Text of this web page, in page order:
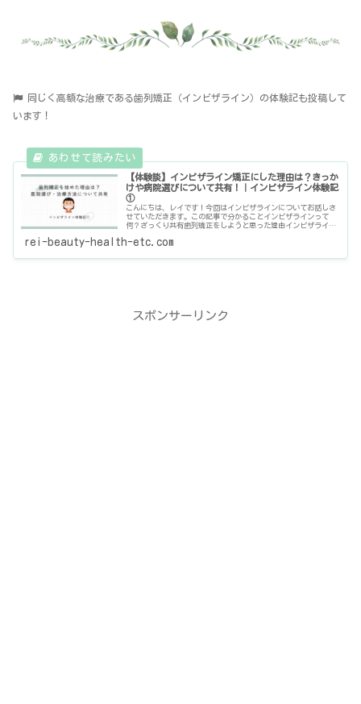
同じく高額な治療である歯列矯正（インビザライン）の体験記も投稿して
います！
【体験談】インビザライン矯正にした理由は？きっか
けや病院選びについて共有！｜インビザライン体験記
①
こんにちは、レイです！今回はインビザラインについてお話しさ
せていただきます。この記事で分かることインビザラインって
何？ざっくり共有歯列矯正をしようと思った理由インビザライン
ごく簡単に
rei-beauty-health-etc.com
スポンサーリンク